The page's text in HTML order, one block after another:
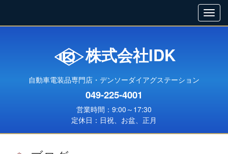
株式会社IDK
自動車電装品専門店・デンソーダイアグステーション
049-225-4001
営業時間：9:00～17:30
定休日：日祝、お盆、正月